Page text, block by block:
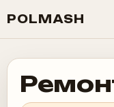
POLMASH